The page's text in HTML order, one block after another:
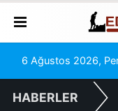
6 Ağustos 2026,
HABERLER